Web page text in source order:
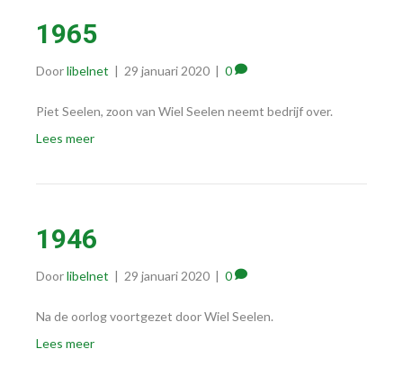
1965
Doorlibelnet | 29 januari 2020 | 0
Piet Seelen, zoon van Wiel Seelen neemt bedrijf over.
Lees meer
1946
Doorlibelnet | 29 januari 2020 | 0
Na de oorlog voortgezet door Wiel Seelen.
Lees meer